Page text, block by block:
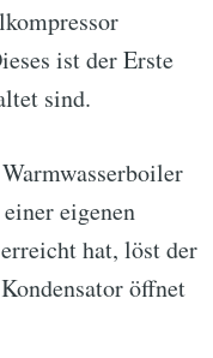
ist der Erste
sind.
eigenen
hat, löst der
öffnet